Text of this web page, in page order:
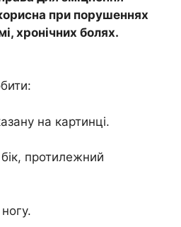
при порушеннях
хронічних болях.
на картинці.
протилежний